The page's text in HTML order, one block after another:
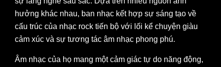
hưởng khác nhau, ban nhạc kết hợp sự sáng tạo về
cấu trúc của nhạc rock tiến bộ với lối kể chuyện giàu
cảm xúc và sự tương tác âm nhạc phong phú.
Âm nhạc của họ mang một cảm giác tự do năng động,